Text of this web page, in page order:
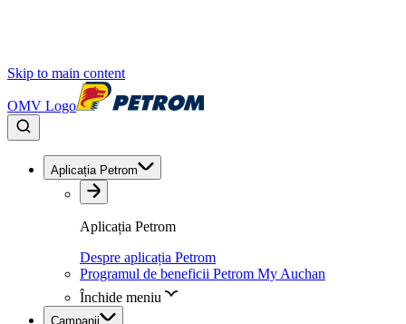
Skip to main content
OMV Logo
Aplicația Petrom
Aplicația Petrom
Despre aplicația Petrom
Programul de beneficii Petrom My Auchan
Închide meniu
Campanii